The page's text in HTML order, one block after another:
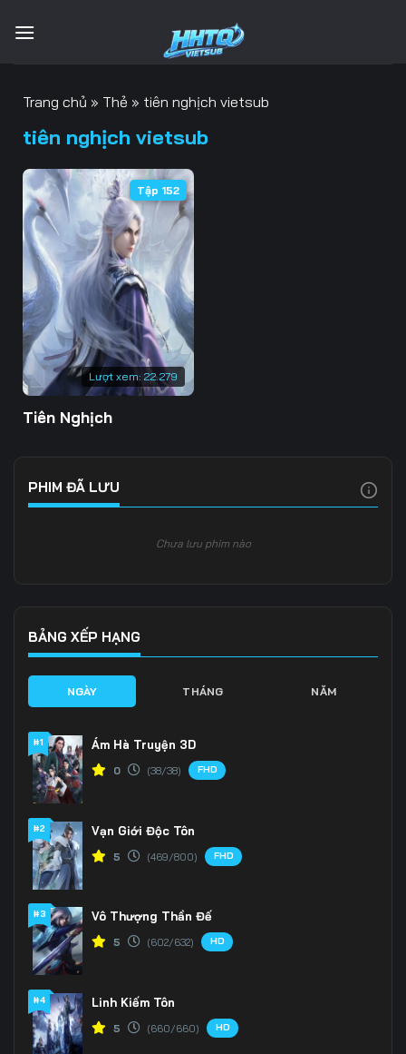
qua
Trang chủ » Thẻ » tiên nghịch vietsub
tiên nghịch vietsub
Lượt xem: 22.279
Tập 152
Tiên Nghịch
PHIM ĐÃ LƯU
Chưa lưu phim nào
BẢNG XẾP HẠNG
NGÀY THÁNG NĂM
#1 Ám Hà Truyện 3D
0 (38/38) FHD
#2 Vạn Giới Độc Tôn
5 (469/800) FHD
#3 Vô Thượng Thần Đế
5 (602/632) HD
#4 Linh Kiếm Tôn
5 (660/660) HD